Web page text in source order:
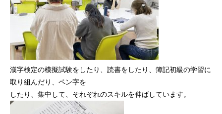
漢字検定の模擬試験をしたり、読書をしたり、簿記初級の学習に
取り組んだり、ペン字を
したり、集中して、それぞれのスキルを伸ばしています。